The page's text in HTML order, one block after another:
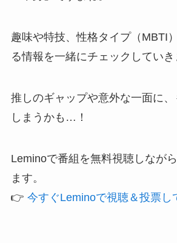
趣味や特技、性格タイプ（MBTI
る情報を一緒にチェックしていき
推しのギャップや意外な一面に
しまうかも…！
Leminoで番組を無料視聴しなが
ます。
👉 今すぐLeminoで視聴＆投票し